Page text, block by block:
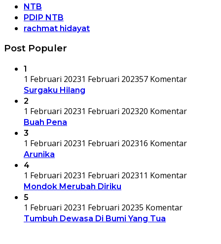
NTB
PDIP NTB
rachmat hidayat
Post Populer
1
1 Februari 20231 Februari 202357 Komentar
Surgaku Hilang
2
1 Februari 20231 Februari 202320 Komentar
Buah Pena
3
1 Februari 20231 Februari 202316 Komentar
Arunika
4
1 Februari 20231 Februari 202311 Komentar
Mondok Merubah Diriku
5
1 Februari 20231 Februari 20235 Komentar
Tumbuh Dewasa Di Bumi Yang Tua